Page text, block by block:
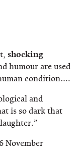
shocking
humour are used
condition….
and
is so dark that
November